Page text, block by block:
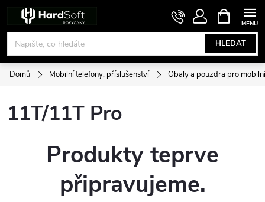
obsah
HLEDAT
NÁKUPNÍ
KOŠÍK
Domů Mobilní telefony, příslušenství Obaly a pouzdra pro
11T/11T Pro
Produkty teprve
připravujeme.